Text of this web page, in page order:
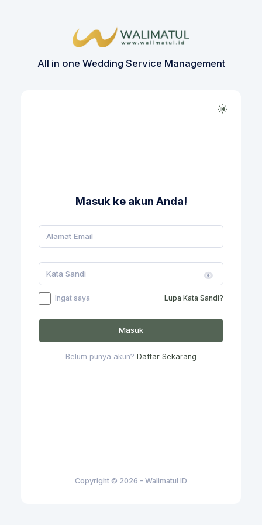
All in one Wedding Service Management
Masuk ke akun Anda!
Ingat saya Lupa Kata Sandi?
Masuk
Belum punya akun? Daftar Sekarang
Copyright © 2026 - Walimatul ID